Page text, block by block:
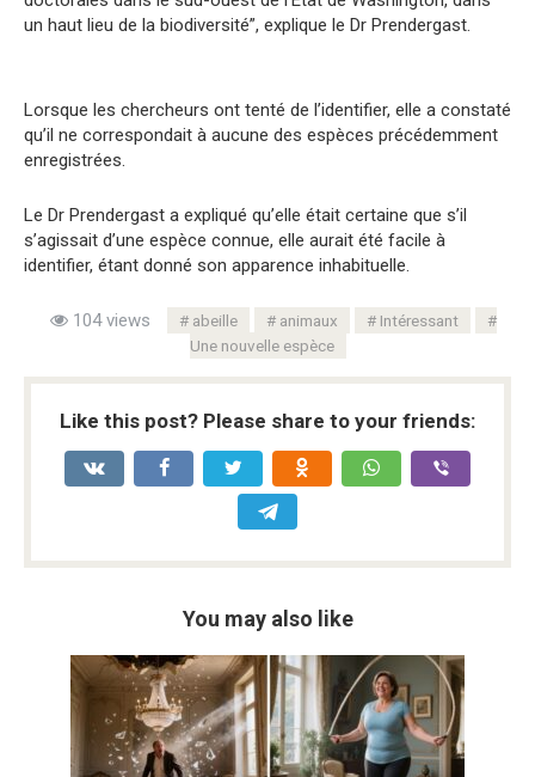
un haut lieu de la biodiversité”, explique le Dr Prendergast.
Lorsque les chercheurs ont tenté de l’identifier, elle a constaté
qu’il ne correspondait à aucune des espèces précédemment
enregistrées.
Le Dr Prendergast a expliqué qu’elle était certaine que s’il
s’agissait d’une espèce connue, elle aurait été facile à
identifier, étant donné son apparence inhabituelle.
104 views abeille animaux
Intéressant
Une nouvelle espèce
Like this post? Please share to your friends:
You may also like